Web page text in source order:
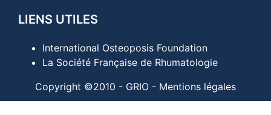
LIENS UTILES
International Osteoposis Foundation
La Société Française de Rhumatologie
Copyright ©2010 - GRIO - Mentions légales